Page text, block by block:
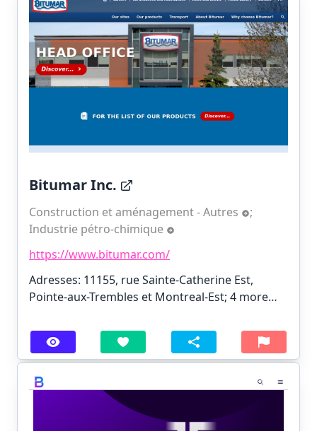
Bitumar Inc.
Construction et aménagement - Autres
;
Industrie pétro-chimique
https://www.bitumar.com/
Adresses: 11155, rue Sainte-Catherine Est,
Pointe-aux-Trembles et Montreal-Est; 4 more…